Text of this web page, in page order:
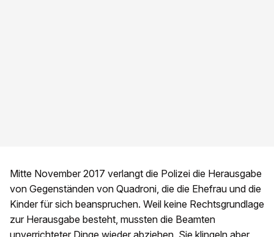
Mitte November 2017 verlangt die Polizei die Herausgabe
von Gegenständen von Quadroni, die die Ehefrau und die
Kinder für sich beanspruchen. Weil keine Rechtsgrundlage
zur Herausgabe besteht, mussten die Beamten